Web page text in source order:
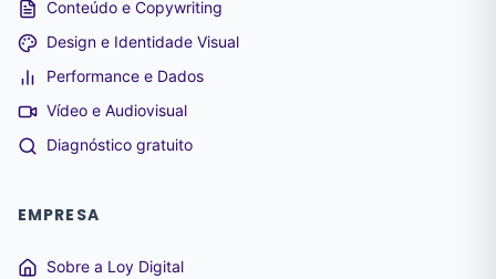
Conteúdo e Copywriting
Design e Identidade Visual
Performance e Dados
Vídeo e Audiovisual
Diagnóstico gratuito
EMPRESA
Sobre a Loy Digital